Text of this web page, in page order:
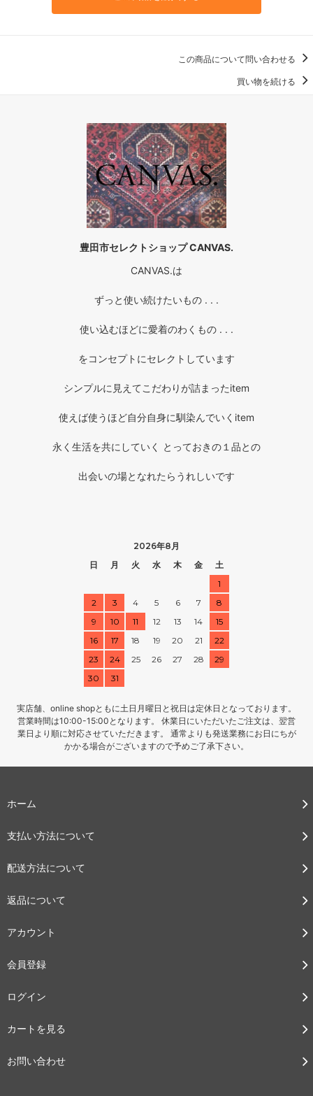
この商品について問い合わせる
買い物を続ける
豊田市セレクトショップ CANVAS.
CANVAS.は
ずっと使い続けたいもの . . .
使い込むほどに愛着のわくもの . . .
をコンセプトにセレクトしています
シンプルに見えてこだわりが詰まったitem
使えば使うほど自分自身に馴染んでいくitem
永く生活を共にしていく とっておきの１品との
出会いの場となれたらうれしいです
2026年8月
日
月 火 水 木 金
土
1
2
3 4 5 6 7
8
9
10 11 12 13 14
15
16
17 18 19 20 21
22
23
24 25 26 27 28
29
30
31
実店舗、online shopともに土日月曜日と祝日は定休日となっております。
営業時間は10:00-15:00となります。 休業日にいただいたご注文は、翌営
業日より順に対応させていただきます。 通常よりも発送業務にお日にちが
かかる場合がございますので予めご了承下さい。
ホーム
支払い方法について
配送方法について
返品について
アカウント
会員登録
ログイン
カートを見る
お問い合わせ